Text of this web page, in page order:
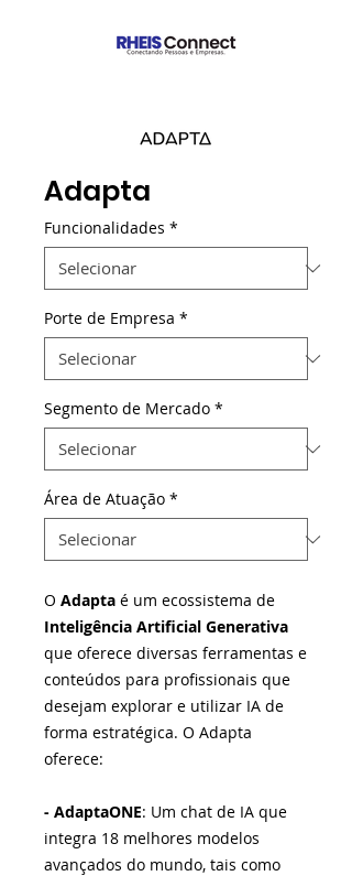
Adapta
Funcionalidades *
Porte de Empresa *
Segmento de Mercado *
Área de Atuação *
O Adapta é um ecossistema de
Inteligência Artificial Generativa
que oferece diversas ferramentas e
conteúdos para profissionais que
desejam explorar e utilizar IA de
forma estratégica. O Adapta
oferece:
- AdaptaONE: Um chat de IA que
integra 18 melhores modelos
avançados do mundo, tais como